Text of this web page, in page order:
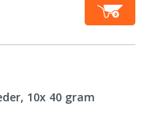
10x 40 gram